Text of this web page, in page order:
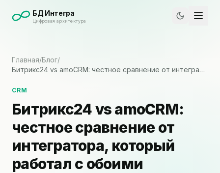
БД Интегра
Цифровая архитектура
Главная/Блог/
Битрикс24 vs amoCRM: честное сравнение от интегра…
CRM
Битрикс24 vs amoCRM:
честное сравнение от
интегратора, который
работал с обоими